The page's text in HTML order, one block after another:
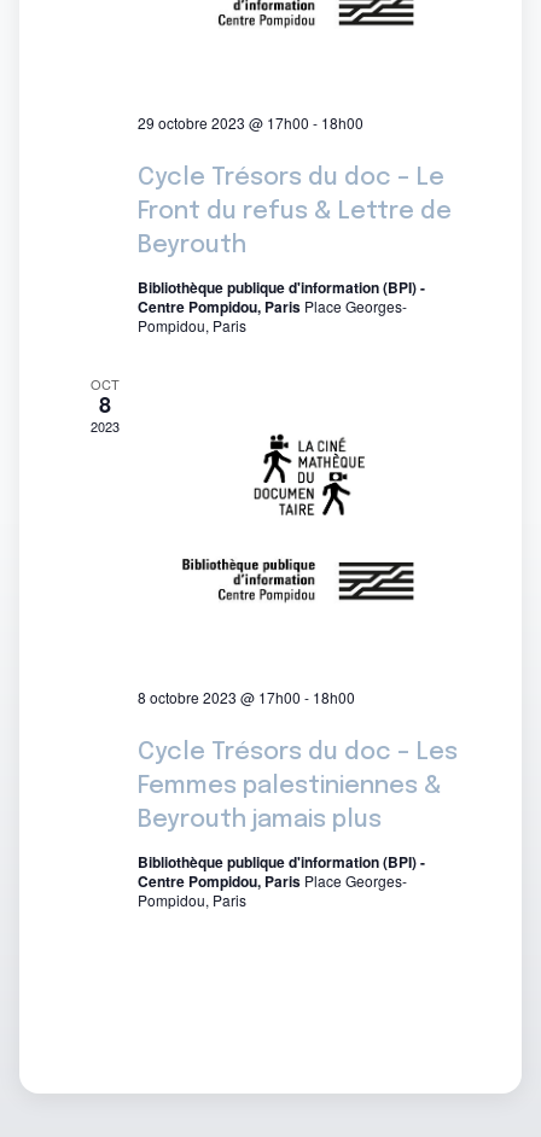
29 octobre 2023 @ 17h00 - 18h00
Cycle Trésors du doc – Le
Front du refus & Lettre de
Beyrouth
Bibliothèque publique d'information (BPI) -
Centre Pompidou, Paris Place Georges-
Pompidou, Paris
OCT
8
2023
8 octobre 2023 @ 17h00 - 18h00
Cycle Trésors du doc – Les
Femmes palestiniennes &
Beyrouth jamais plus
Bibliothèque publique d'information (BPI) -
Centre Pompidou, Paris Place Georges-
Pompidou, Paris